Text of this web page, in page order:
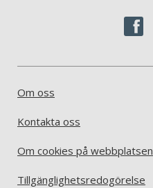
Om oss
Kontakta oss
Om cookies på webbplatsen
Tillgänglighetsredogörelse